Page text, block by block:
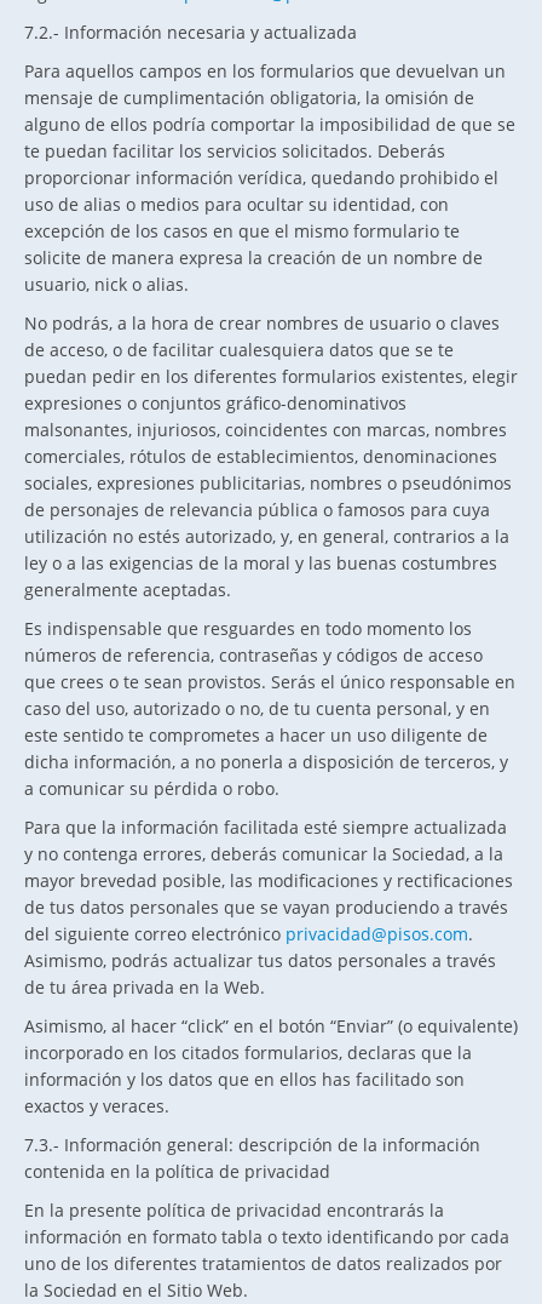
7.2.- Información necesaria y actualizada
Para aquellos campos en los formularios que devuelvan un
mensaje de cumplimentación obligatoria, la omisión de
alguno de ellos podría comportar la imposibilidad de que se
te puedan facilitar los servicios solicitados. Deberás
proporcionar información verídica, quedando prohibido el
uso de alias o medios para ocultar su identidad, con
excepción de los casos en que el mismo formulario te
solicite de manera expresa la creación de un nombre de
usuario, nick o alias.
No podrás, a la hora de crear nombres de usuario o claves
de acceso, o de facilitar cualesquiera datos que se te
puedan pedir en los diferentes formularios existentes, elegir
expresiones o conjuntos gráfico-denominativos
malsonantes, injuriosos, coincidentes con marcas, nombres
comerciales, rótulos de establecimientos, denominaciones
sociales, expresiones publicitarias, nombres o pseudónimos
de personajes de relevancia pública o famosos para cuya
utilización no estés autorizado, y, en general, contrarios a la
ley o a las exigencias de la moral y las buenas costumbres
generalmente aceptadas.
Es indispensable que resguardes en todo momento los
números de referencia, contraseñas y códigos de acceso
que crees o te sean provistos. Serás el único responsable en
caso del uso, autorizado o no, de tu cuenta personal, y en
este sentido te comprometes a hacer un uso diligente de
dicha información, a no ponerla a disposición de terceros, y
a comunicar su pérdida o robo.
Para que la información facilitada esté siempre actualizada
y no contenga errores, deberás comunicar la Sociedad, a la
mayor brevedad posible, las modificaciones y rectificaciones
de tus datos personales que se vayan produciendo a través
del siguiente correo electrónico privacidad@pisos.com.
Asimismo, podrás actualizar tus datos personales a través
de tu área privada en la Web.
Asimismo, al hacer “click” en el botón “Enviar” (o equivalente)
incorporado en los citados formularios, declaras que la
información y los datos que en ellos has facilitado son
exactos y veraces.
7.3.- Información general: descripción de la información
contenida en la política de privacidad
En la presente política de privacidad encontrarás la
información en formato tabla o texto identificando por cada
uno de los diferentes tratamientos de datos realizados por
la Sociedad en el Sitio Web.